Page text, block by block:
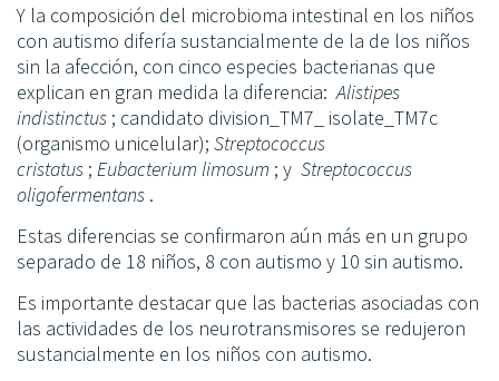
Y la composición del microbioma intestinal en los niños
con autismo difería sustancialmente de la de los niños
sin la afección, con cinco especies bacterianas que
explican en gran medida la diferencia:Alistipes
indistinctus ; candidato division_TM7_ isolate_TM7c
(organismo unicelular); Streptococcus
cristatus ; Eubacterium limosum ; y Streptococcus
oligofermentans .
Estas diferencias se confirmaron aún más en un grupo
separado de 18 niños, 8 con autismo y 10 sin autismo.
Es importante destacar que las bacterias asociadas con
las actividades de los neurotransmisores se redujeron
sustancialmente en los niños con autismo.